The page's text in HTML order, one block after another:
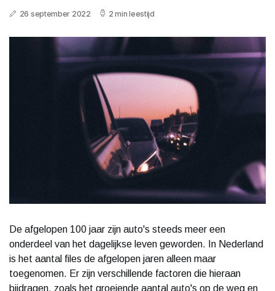
26 september 2022 2 min leestijd
De afgelopen 100 jaar zijn auto's steeds meer een
onderdeel van het dagelijkse leven geworden. In Nederland
is het aantal files de afgelopen jaren alleen maar
toegenomen. Er zijn verschillende factoren die hieraan
bijdragen, zoals het groeiende aantal auto's op de weg en